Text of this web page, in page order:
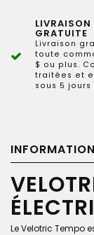
LIVRAISON
GRATUITE
Livraison
toute
$ ou plus.
traitées et
sous 5
Le Velotric Tempo